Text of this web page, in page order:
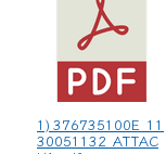
1) 376735100E_11
30051132_ATTAC